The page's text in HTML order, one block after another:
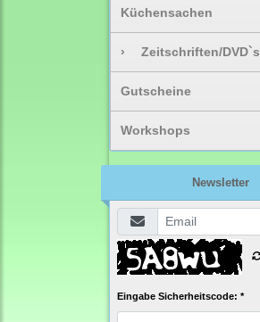
Küchensachen
› Zeitschriften/DVD`s
Gutscheine
Workshops
Newsletter
Eingabe Sicherheitscode: *